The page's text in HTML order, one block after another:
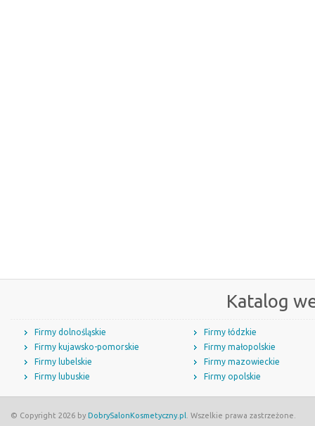
Katalog
Firmy dolnośląskie
Firmy kujawsko-pomorskie
Firmy lubelskie
Firmy lubuskie
Firmy łódzkie
Firmy małopolskie
Firmy mazowieckie
Firmy opolskie
© Copyright 2026 by DobrySalonKosmetyczny.pl . Wszelkie prawa zastrzeżone.